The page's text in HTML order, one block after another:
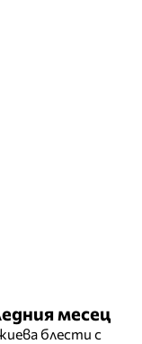
месец
блести с